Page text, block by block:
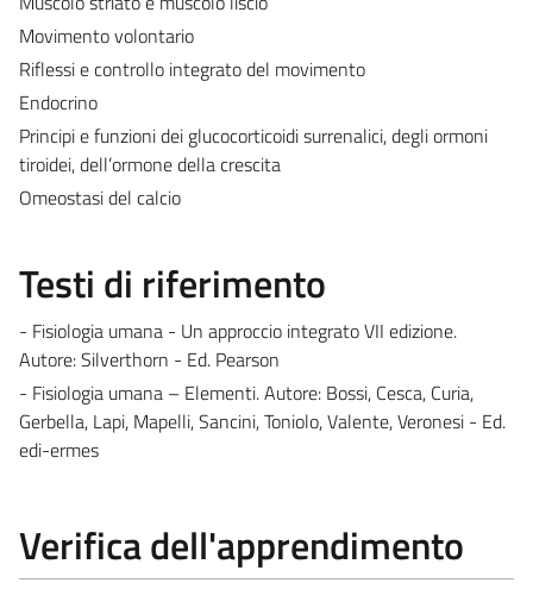
Movimento volontario
Riflessi e controllo integrato del movimento
Endocrino
Principi e funzioni dei glucocorticoidi surrenalici, degli ormoni
tiroidei, dell’ormone della crescita
Omeostasi del calcio
Testi di riferimento
- Fisiologia umana - Un approccio integrato VII edizione.
Autore: Silverthorn - Ed. Pearson
- Fisiologia umana – Elementi. Autore: Bossi, Cesca, Curia,
Gerbella, Lapi, Mapelli, Sancini, Toniolo, Valente, Veronesi - Ed.
edi-ermes
Verifica dell'apprendimento